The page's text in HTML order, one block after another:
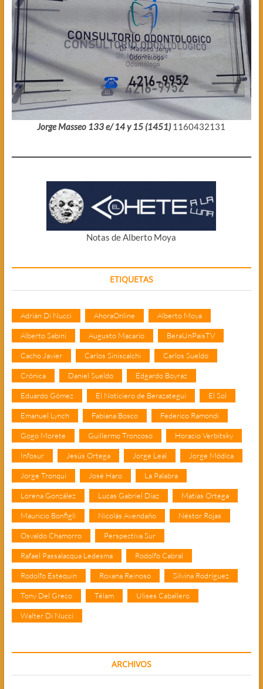
Jorge Masseo 133 e/ 14 y 15 (1451) 1160432131
Notas de Alberto Moya
ETIQUETAS
Adrián Di Nucci AhoraOnline Alberto Moya
Alberto Sabini Augusto Macario BeraUnPaisTV
Cacho Javier Carlos Siniscalchi Carlos Sueldo
Crónica Daniel Sueldo Edgardo Boyraz
Eduardo Gómez El Noticiero de Berazategui El Sol
Emanuel Lynch Fabiana Bosco Federico Ramondi
Gogo Morete Guillermo Troncoso Horacio Verbitsky
Infosur Jesús Ortega Jorge Leal Jorge Módica
Jorge Tronqui José Haro La Palabra
Lorena González Lucas Gabriel Díaz Matías Ortega
Mauricio Bonfigli Nicolás Avendaño Néstor Rojas
Osvaldo Chamorro Perspectiva Sur
Rafael Passalacqua Ledesma Rodolfo Cabral
Rodolfo Estequin Roxana Reinoso Silvina Rodríguez
Tony Del Greco Télam Ulises Caballero
Walter Di Nucci
ARCHIVOS